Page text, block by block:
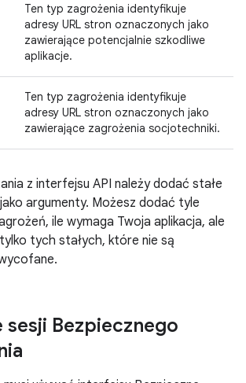
Ten typ zagrożenia identyfikuje
adresy URL stron oznaczonych jako
zawierające potencjalnie szkodliwe
aplikacje.
Ten typ zagrożenia identyfikuje
adresy URL stron oznaczonych jako
zawierające zagrożenia socjotechniki.
z interfejsu API należy dodać stałe
argumenty. Możesz dodać tyle
ile wymaga Twoja aplikacja, ale
tych stałych, które nie są
sesji Bezpiecznego